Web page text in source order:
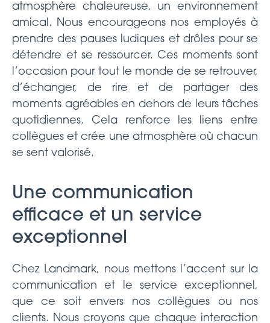
atmosphère chaleureuse, un environnement
amical. Nous encourageons nos employés à
prendre des pauses ludiques et drôles pour se
détendre et se ressourcer. Ces moments sont
l’occasion pour tout le monde de se retrouver,
d’échanger, de rire et de partager des
moments agréables en dehors de leurs tâches
quotidiennes. Cela renforce les liens entre
collègues et crée une atmosphère où chacun
se sent valorisé.
Une communication
efficace et un service
exceptionnel
Chez Landmark, nous mettons l’accent sur la
communication et le service exceptionnel,
que ce soit envers nos collègues ou nos
clients. Nous croyons que chaque interaction